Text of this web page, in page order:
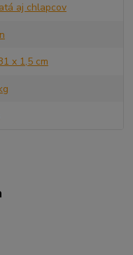
aj chlapcov
x 1,5 cm